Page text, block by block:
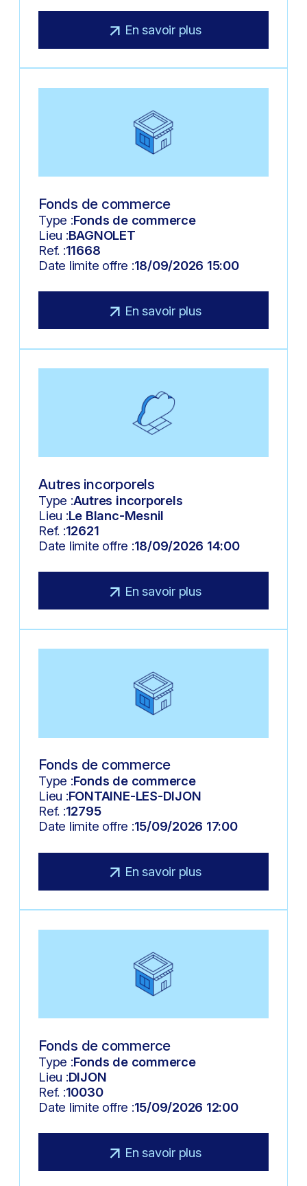
En savoir plus
Fonds de commerce
Type :Fonds de commerce
Lieu :BAGNOLET
Ref. :11668
Date limite offre :18/09/2026 15:00
En savoir plus
Autres incorporels
Type :Autres incorporels
Lieu :Le Blanc-Mesnil
Ref. :12621
Date limite offre :18/09/2026 14:00
En savoir plus
Fonds de commerce
Type :Fonds de commerce
Lieu :FONTAINE-LES-DIJON
Ref. :12795
Date limite offre :15/09/2026 17:00
En savoir plus
Fonds de commerce
Type :Fonds de commerce
Lieu :DIJON
Ref. :10030
Date limite offre :15/09/2026 12:00
En savoir plus